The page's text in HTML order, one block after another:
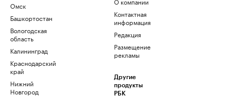
Омск
Башкортостан
Вологодская
область
Калининград
Краснодарский
край
Нижний
Новгород
Контактная
информация
Редакция
Размещение
рекламы
Другие
продукты
РБК